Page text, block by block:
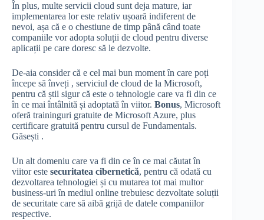
În plus, multe servicii cloud sunt deja mature, iar
implementarea lor este relativ ușoară indiferent de
nevoi, așa că e o chestiune de timp până când toate
companiile vor adopta soluții de cloud pentru diverse
aplicații pe care doresc să le dezvolte.
De-aia consider că e cel mai bun moment în care poți
începe să înveți , serviciul de cloud de la Microsoft,
pentru că știi sigur că este o tehnologie care va fi din ce
în ce mai întâlnită și adoptată în viitor. Bonus, Microsoft
oferă traininguri gratuite de Microsoft Azure, plus
certificare gratuită pentru cursul de Fundamentals.
Găsești .
Un alt domeniu care va fi din ce în ce mai căutat în
viitor este securitatea cibernetică, pentru că odată cu
dezvoltarea tehnologiei și cu mutarea tot mai multor
business-uri în mediul online trebuiesc dezvoltate soluții
de securitate care să aibă grijă de datele companiilor
respective.